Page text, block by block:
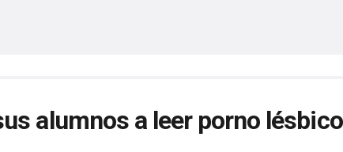
alumnos a leer porno lésbico